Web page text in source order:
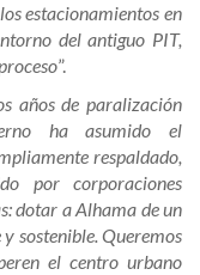
estacionamientos en
del antiguo PIT,
”.
años de paralización
ha asumido el
respaldado,
por corporaciones
dotar a Alhama de un
sostenible. Queremos
el centro urbano